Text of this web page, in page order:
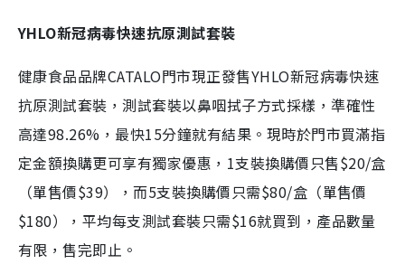
YHLO新冠病毒快速抗原測試套裝
健康食品品牌CATALO門市現正發售YHLO新冠病毒快速
抗原測試套裝，測試套裝以鼻咽拭子方式採樣，準確性
高達98.26%，最快15分鐘就有結果。現時於門市買滿指
定金額換購更可享有獨家優惠，1支裝換購價只售$20/盒
（單售價$39），而5支裝換購價只需$80/盒（單售價
$180），平均每支測試套裝只需$16就買到，產品數量
有限，售完即止。